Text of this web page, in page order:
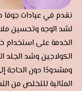
نقدم في عيادات
لشد الوجه وتحسين
الخدمة على استخدام
الكولاجين وشد الجلد
ومشدودًا دون الحاجة
المثالية للتخلص من